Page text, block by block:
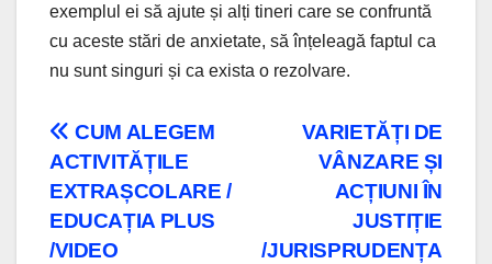
exemplul ei să ajute și alți tineri care se confruntă
cu aceste stări de anxietate, să înțeleagă faptul ca
nu sunt singuri și ca exista o rezolvare.
Navigare
în
articole
VARIETĂȚI DE
VÂNZARE ȘI
ACȚIUNI ÎN
JUSTIȚIE
/JURISPRUDENȚA
CUM ALEGEM
ACTIVITĂȚILE
EXTRAȘCOLARE /
EDUCAȚIA PLUS
/VIDEO